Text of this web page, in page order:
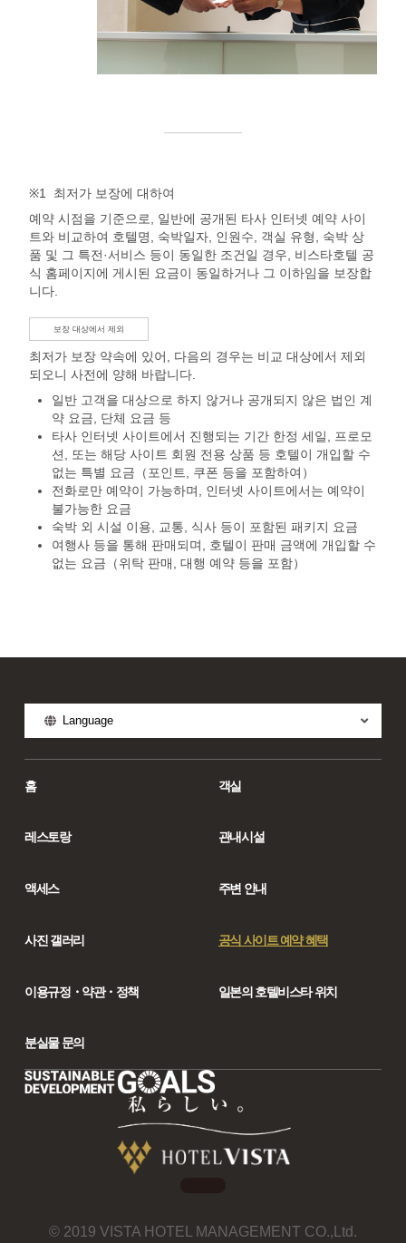
※1
최저가 보장에 대하여
예약 시점을 기준으로, 일반에 공개된 타사 인터넷 예약 사이
트와 비교하여 호텔명, 숙박일자, 인원수, 객실 유형, 숙박 상
품 및 그 특전·서비스 등이 동일한 조건일 경우, 비스타호텔 공
식 홈페이지에 게시된 요금이 동일하거나 그 이하임을 보장합
니다.
보장 대상에서 제외
최저가 보장 약속에 있어, 다음의 경우는 비교 대상에서 제외
되오니 사전에 양해 바랍니다.
일반 고객을 대상으로 하지 않거나 공개되지 않은 법인 계
약 요금, 단체 요금 등
타사 인터넷 사이트에서 진행되는 기간 한정 세일, 프로모
션, 또는 해당 사이트 회원 전용 상품 등 호텔이 개입할 수
없는 특별 요금（포인트, 쿠폰 등을 포함하여）
전화로만 예약이 가능하며, 인터넷 사이트에서는 예약이
불가능한 요금
숙박 외 시설 이용, 교통, 식사 등이 포함된 패키지 요금
여행사 등을 통해 판매되며, 호텔이 판매 금액에 개입할 수
없는 요금（위탁 판매, 대행 예약 등을 포함）
Language
홈 객실
레스토랑 관내시설
액세스 주변 안내
사진 갤러리 공식 사이트 예약 혜택
이용규정・약관・정책 일본의 호텔비스타 위치
분실물 문의
© 2019 VISTA HOTEL MANAGEMENT CO.,Ltd.